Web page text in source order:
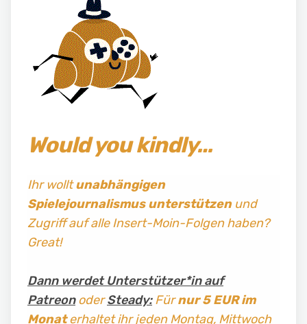
Would you kindly…
Ihr wolltunabhängigen
Spielejournalismus unterstützenund
Zugriff auf alle Insert-Moin-Folgen haben?
Great!
Dann werdet Unterstützer*in auf
PatreonoderSteady:Fürnur 5 EUR im
Monaterhaltet ihr jeden Montag, Mittwoch